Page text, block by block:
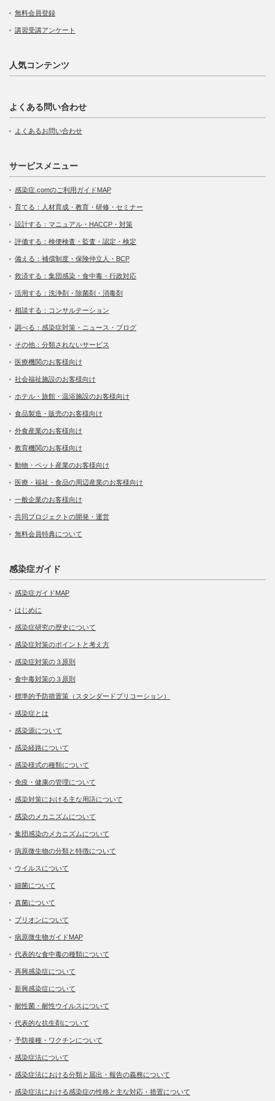
無料会員登録
講習受講アンケート
人気コンテンツ
よくある問い合わせ
よくあるお問い合わせ
サービスメニュー
感染症.comのご利用ガイドMAP
育てる：人材育成・教育・研修・セミナー
設計する：マニュアル・HACCP・対策
評価する：検便検査・監査・認定・検定
備える：補償制度・保険仲立人・BCP
救済する：集団感染・食中毒・行政対応
活用する：洗浄剤・除菌剤・消毒剤
相談する：コンサルテーション
調べる：感染症対策・ニュース・ブログ
その他：分類されないサービス
医療機関のお客様向け
社会福祉施設のお客様向け
ホテル・旅館・温浴施設のお客様向け
食品製造・販売のお客様向け
外食産業のお客様向け
教育機関のお客様向け
動物・ペット産業のお客様向け
医療・福祉・食品の周辺産業のお客様向け
一般企業のお客様向け
共同プロジェクトの開発・運営
無料会員特典について
感染症ガイド
感染症ガイドMAP
はじめに
感染症研究の歴史について
感染症対策のポイントと考え方
感染症対策の３原則
食中毒対策の３原則
標準的予防措置策（スタンダードプリコーション）
感染症とは
感染源について
感染経路について
感染様式の種類について
免疫・健康の管理について
感染対策における主な用語について
感染のメカニズムについて
集団感染のメカニズムについて
病原微生物の分類と特徴について
ウイルスについて
細菌について
真菌について
プリオンについて
病原微生物ガイドMAP
代表的な食中毒の種類について
再興感染症について
新興感染症について
耐性菌・耐性ウイルスについて
代表的な抗生剤について
予防接種・ワクチンについて
感染症法について
感染症法における分類と届出・報告の義務について
感染症法における感染症の性格と主な対応・措置について